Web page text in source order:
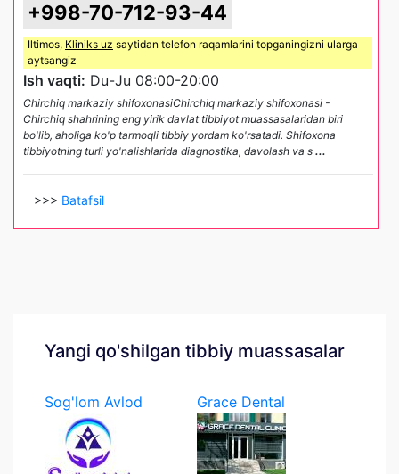
+998-70-712-93-44
Iltimos, Kliniks uz saytidan telefon raqamlarini topganingizni ularga
aytsangiz
Ish vaqti: Du-Ju 08:00-20:00
Chirchiq markaziy shifoxonasiChirchiq markaziy shifoxonasi -
Chirchiq shahrining eng yirik davlat tibbiyot muassasalaridan biri
bo'lib, aholiga ko'p tarmoqli tibbiy yordam ko'rsatadi. Shifoxona
tibbiyotning turli yo'nalishlarida diagnostika, davolash va s ...
>>> Batafsil
Yangi qo'shilgan tibbiy muassasalar
Sog'lom Avlod Grace Dental